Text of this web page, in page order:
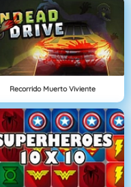
Recorrido Muerto Viviente